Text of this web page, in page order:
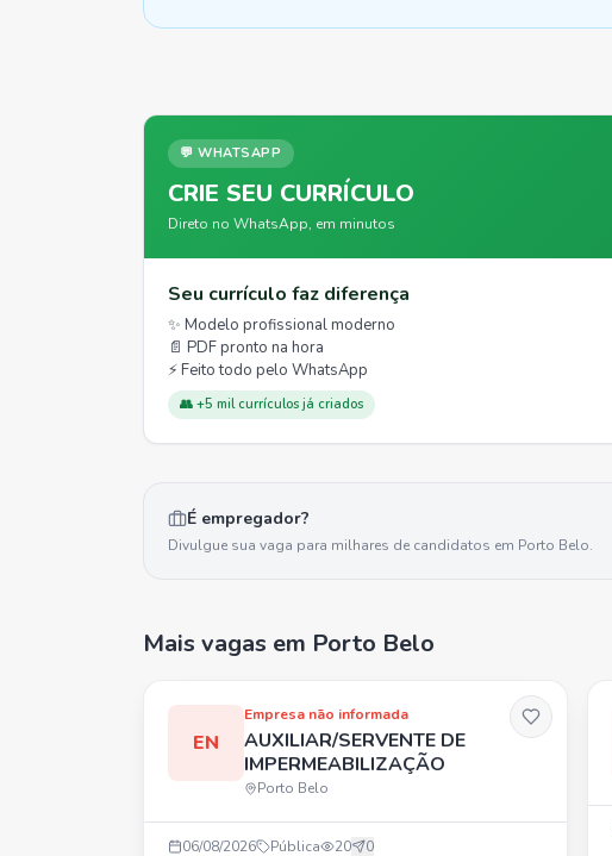
💬 WHATSAPP
CRIE SEU CURRÍCULO
Direto no WhatsApp, em minutos
Seu currículo faz diferença
✨ Modelo profissional moderno
📄 PDF pronto na hora
⚡ Feito todo pelo WhatsApp
👥 +5 mil currículos já criados
É empregador?
Divulgue sua vaga para milhares de candidatos em Porto Belo.
Mais vagas em Porto Belo
EN
Empresa não informada
AUXILIAR/SERVENTE DE
IMPERMEABILIZAÇÃO
Porto Belo
06/08/2026 Pública 20 0